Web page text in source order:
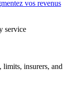
vos revenus
service
insurers,